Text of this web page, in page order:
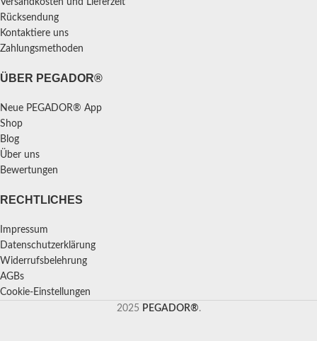
Versandkosten und Lieferzeit
Rücksendung
Kontaktiere uns
Zahlungsmethoden
ÜBER PEGADOR®
Neue PEGADOR® App
Shop
Blog
Über uns
Bewertungen
RECHTLICHES
Impressum
Datenschutzerklärung
Widerrufsbelehrung
AGBs
Cookie-Einstellungen
2025 PEGADOR®.